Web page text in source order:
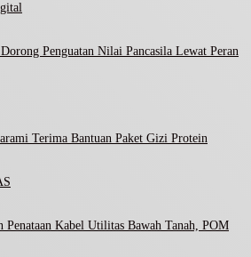
Penguatan Nilai Pancasila Lewat Peran
Terima Bantuan Paket Gizi Protein
Penataan Kabel Utilitas Bawah Tanah, POM